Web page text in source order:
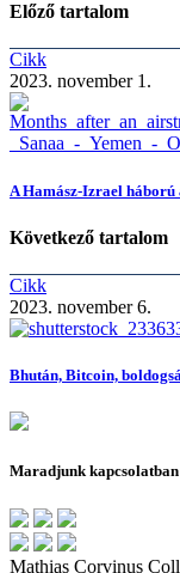
Előző tartalom
Cikk
2023. november 1.
A Hamász-Izrael
Következő tartalom
Cikk
2023. november 6.
Bhután, Bitcoin,
Maradjunk kapcsolatban
Mathias Corvinus